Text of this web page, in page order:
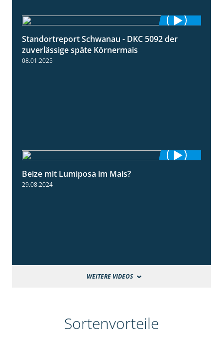
1:18
Standortreport Schwanau - DKC 5092 der
zuverlässige späte Körnermais
08.01.2025
Beize mit Lumiposa im Mais?
29.08.2024
WEITERE VIDEOS
Sortenvorteile